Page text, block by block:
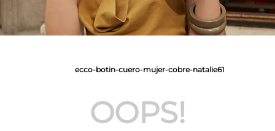
ecco-botin-cuero-mujer-cobre-natalie61
OOPS!